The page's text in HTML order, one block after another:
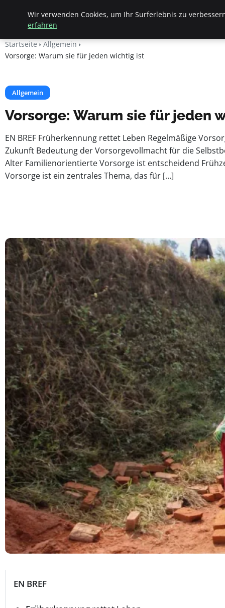
Apemania Shop
Startseite
Allgemein
Vorsorge: Warum sie für jeden wichtig ist
Allgemein
Vorsorge: Warum sie für jeden
EN BREF Früherkennung rettet Leben Regelmäßige
Zukunft Bedeutung der Vorsorgevollmacht für die
Alter Familienorientierte Vorsorge ist entscheidend
Vorsorge ist ein zentrales Thema, das für […]
EN BREF
Wir verwenden Cookies, um Ihr Surferlebnis zu
erfahren